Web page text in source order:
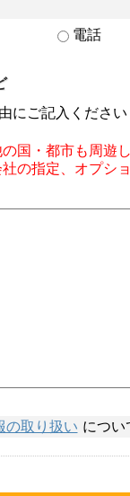
電話
にご記入ください
国・都市も周遊
の指定、オプシ
の取り扱い につい